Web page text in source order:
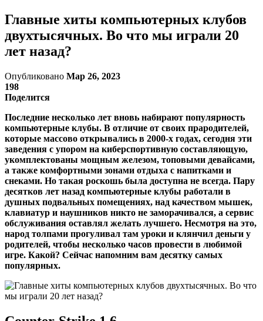
Главные хиты компьютерных клубов
двухтысячных. Во что мы играли 20
лет назад?
Опубликовано Мар 26, 2023
198
Поделится
Последние несколько лет вновь набирают популярность
компьютерные клубы. В отличие от своих прародителей,
которые массово открывались в 2000-х годах, сегодня эти
заведения с упором на киберспортивную составляющую,
укомплектованы мощным железом, топовыми девайсами,
а также комфортными зонами отдыха с напитками и
снеками. Но такая роскошь была доступна не всегда. Пару
десятков лет назад компьютерные клубы работали в
душных подвальных помещениях, над качеством мышек,
клавиатур и наушников никто не заморачивался, а сервис
обслуживания оставлял желать лучшего. Несмотря на это,
народ толпами прогуливал там уроки и клянчил деньги у
родителей, чтобы несколько часов провести в любимой
игре. Какой? Сейчас напомним вам десятку самых
популярных.